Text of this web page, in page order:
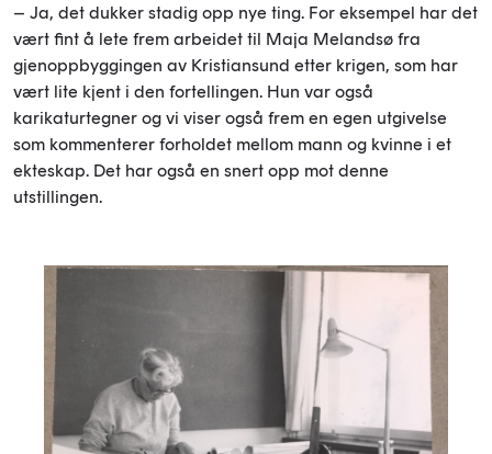
– Ja, det dukker stadig opp nye ting. For eksempel har det
vært fint å lete frem arbeidet til Maja Melandsø fra
gjenoppbyggingen av Kristiansund etter krigen, som har
vært lite kjent i den fortellingen. Hun var også
karikaturtegner og vi viser også frem en egen utgivelse
som kommenterer forholdet mellom mann og kvinne i et
ekteskap. Det har også en snert opp mot denne
utstillingen.